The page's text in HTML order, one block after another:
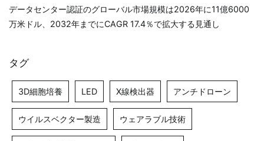
データセンター認証のグローバル市場規模は2026年に11億6000
万米ドル、2032年までにCAGR 17.4％で拡大する見通し
タグ
3D細胞培養 LED X線検出器 アンチドローン
ウイルスベクター製造 ウェアラブル技術